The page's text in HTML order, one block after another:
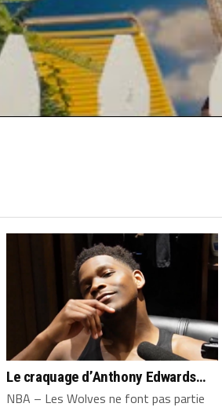
Le craquage d’Anthony Edwards…
NBA – Les Wolves ne font pas partie